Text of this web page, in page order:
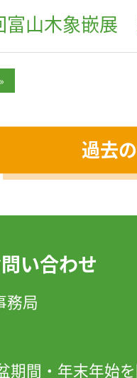
富山木象嵌展
»
過去
い合わせ
務局
期間・年末年始を